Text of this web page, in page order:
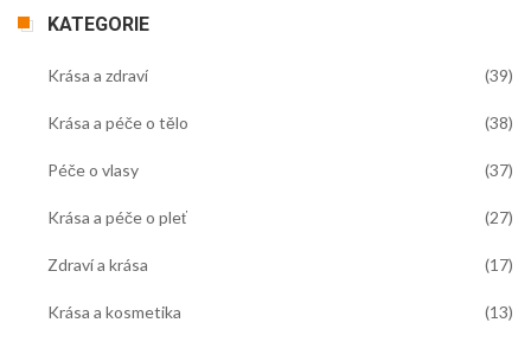
KATEGORIE
Krása a zdraví (39)
Krása a péče o tělo (38)
Péče o vlasy (37)
Krása a péče o pleť (27)
Zdraví a krása (17)
Krása a kosmetika (13)